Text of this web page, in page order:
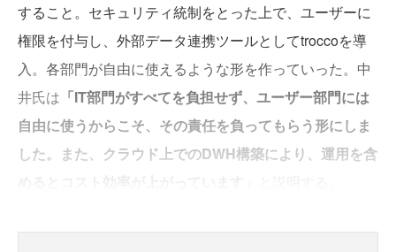
すること。セキュリティ統制をとった上で、ユーザーに
権限を付与し、外部データ連携ツールとしてtroccoを導
入。各部門が自由に使えるような形を作っていった。中
井氏は 「IT部門がすべてを負担せず、ユーザー部門には
自由に使うからこそ、その責任を負ってもらう形にしま
した。また、クラウド上でのDWH構築により、運用を含